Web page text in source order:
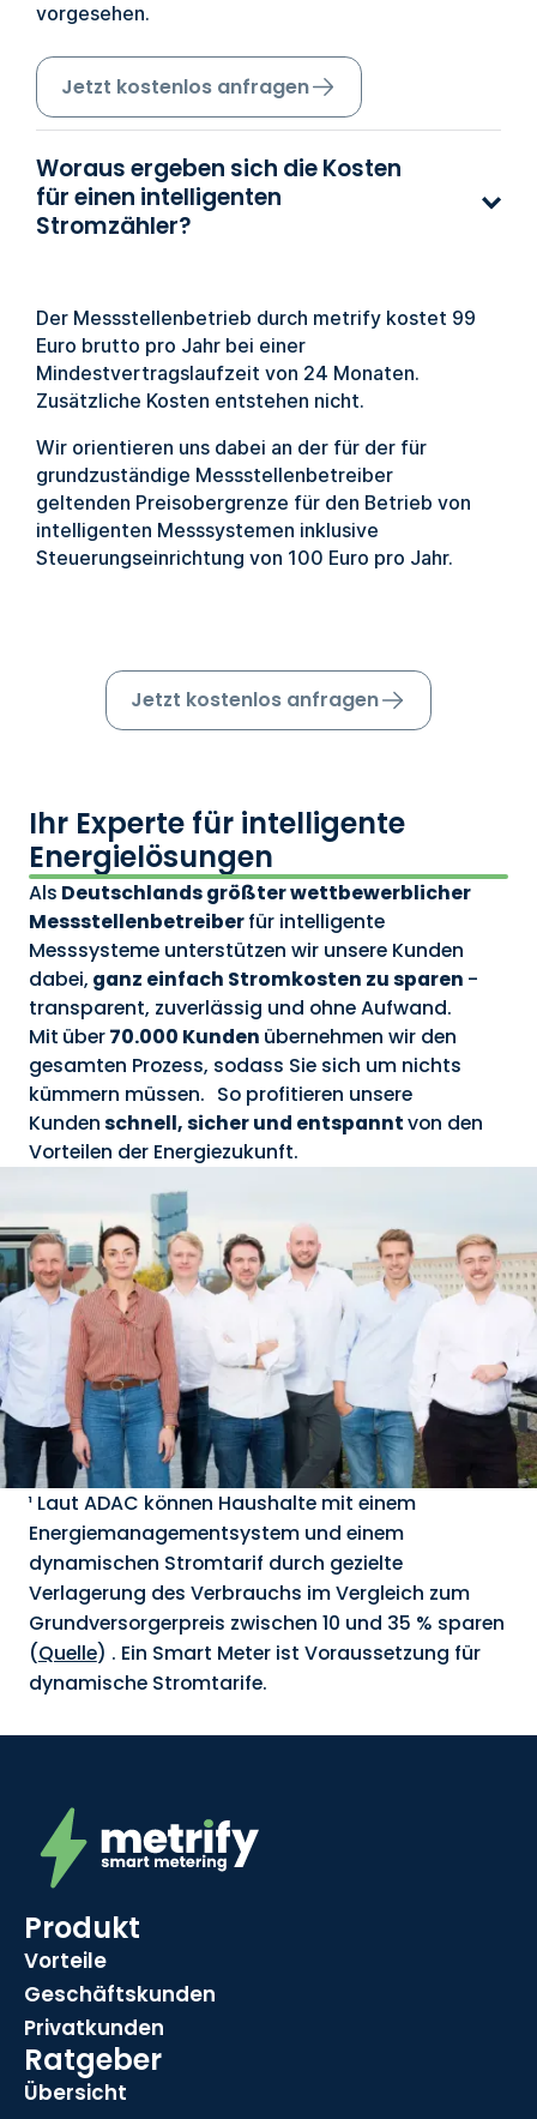
vorgesehen.
Jetzt kostenlos anfragen
Woraus ergeben sich die Kosten
für einen intelligenten
Stromzähler?
Der Messstellenbetrieb durch metrify kostet 99
Euro brutto pro Jahr bei einer
Mindestvertragslaufzeit von 24 Monaten.
Zusätzliche Kosten entstehen nicht.
Wir orientieren uns dabei an der für der für
grundzuständige Messstellenbetreiber
geltenden Preisobergrenze für den Betrieb von
intelligenten Messsystemen inklusive
Steuerungseinrichtung von 100 Euro pro Jahr.
Jetzt kostenlos anfragen
Ihr Experte für intelligente
Energielösungen
Als Deutschlands größter wettbewerblicher
Messstellenbetreiberfür intelligente
Messsysteme unterstützen wir unsere Kunden
dabei, ganz einfach Stromkosten zu sparen -
transparent, zuverlässig und ohne Aufwand.
Mit über70.000 Kunden übernehmen wir den
gesamten Prozess, sodass Sie sich um nichts
kümmern müssen. So profitieren unsere
Kundenschnell, sicher und entspanntvon den
Vorteilen der Energiezukunft.
¹ Laut ADAC können Haushalte mit einem
Energiemanagementsystem und einem
dynamischen Stromtarif durch gezielte
Verlagerung des Verbrauchs im Vergleich zum
Grundversorgerpreis zwischen 10 und 35 % sparen
(Quelle) . Ein Smart Meter ist Voraussetzung für
dynamische Stromtarife.
Produkt
Vorteile
Geschäftskunden
Privatkunden
Ratgeber
Übersicht